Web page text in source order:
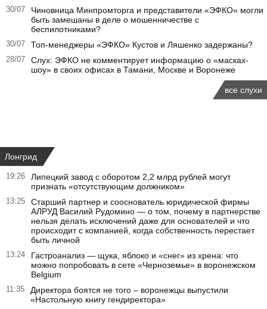
30/07
Чиновница Минпромторга и представители «ЭФКО» могли
быть замешаны в деле о мошенничестве с
беспилотниками?
30/07 Топ-менеджеры «ЭФКО» Кустов и Ляшенко задержаны?
28/07
Слух: ЭФКО не комментирует информацию о «масках-
шоу» в своих офисах в Тамани, Москве и Воронеже
все слухи
Лонгрид
19:26
Липецкий завод с оборотом 2,2 млрд рублей могут
признать «отсутствующим должником»
13:25
Старший партнер и сооснователь юридической фирмы
АЛРУД Василий Рудомино — о том, почему в партнерстве
нельзя делать исключений даже для основателей и что
происходит с компанией, когда собственность перестает
быть личной
13:24
Гастроанализ — щука, яблоко и «снег» из хрена: что
можно попробовать в сете «Черноземье» в воронежском
Belgium
11:35
Директора боятся не того – воронежцы выпустили
«Настольную книгу гендиректора»